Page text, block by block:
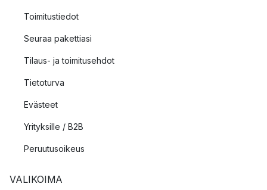
Toimitustiedot
Seuraa pakettiasi
Tilaus- ja toimitusehdot
Tietoturva
Evästeet
Yrityksille / B2B
Peruutusoikeus
VALIKOIMA